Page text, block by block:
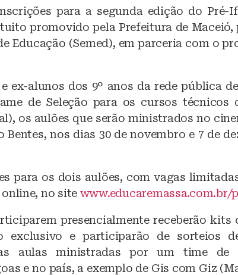
para a segunda edição do Pré-
promovido pela Prefeitura de Maceió,
Educação (Semed), em parceria com o
ex-alunos dos 9º anos da rede pública
de Seleção para os cursos técnicos
os aulões que serão ministrados no
Bentes, nos dias 30 de novembro e 7 de
para os dois aulões, com vagas
no site www.educaremassa.com.br/
presencialmente receberão kits
exclusivo e participarão de sorteios
aulas ministradas por um time de
e no país, a exemplo de Gis com Giz